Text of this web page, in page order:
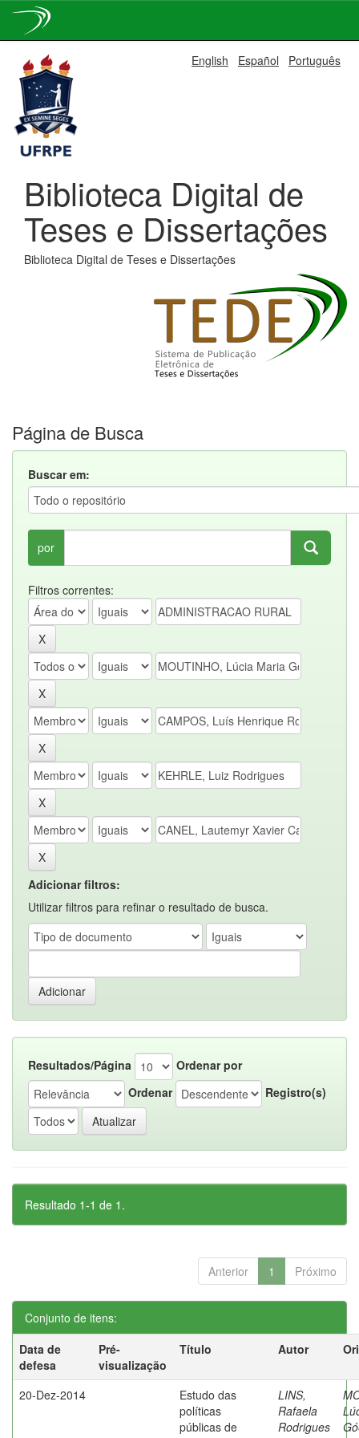
navigation
English Español Português
Biblioteca Digital de
Teses e Dissertações
Biblioteca Digital de Teses e Dissertações
Página de Busca
Buscar em:
por
Filtros correntes:
Adicionar filtros:
Utilizar filtros para refinar o resultado de busca.
Resultados/Página
Ordenar por
Ordenar
Registro(s)
Resultado 1-1 de 1.
Anterior 1 Próximo
Conjunto de itens:
Data de
defesa
Pré-
visualização
Título Autor
20-Dez-2014
Estudo das
políticas
públicas de
LINS,
Rafaela
Rodrigues